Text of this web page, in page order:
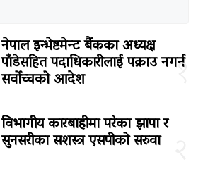
१
नेपाल इन्भेष्टमेन्ट बैंकका अध्यक्ष
पाँडेसहित पदाधिकारीलाई पक्राउ नगर्न
सर्वोच्चको आदेश
विभागीय कारबाहीमा परेका झापा र
सुनसरीका सशस्त्र एसपीको सरुवा